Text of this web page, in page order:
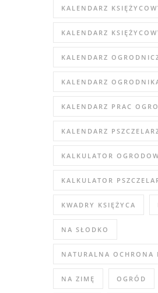
KALENDARZ
KALENDARZ
KALENDARZ
KALENDARZ
KALENDARZ PRAC
KALENDARZ
KALKULATOR
KALKULATOR
KWADRY KSIĘŻYCA
NA SŁODKO
NATURALNA OCHRONA
NA ZIMĘ OGRÓD